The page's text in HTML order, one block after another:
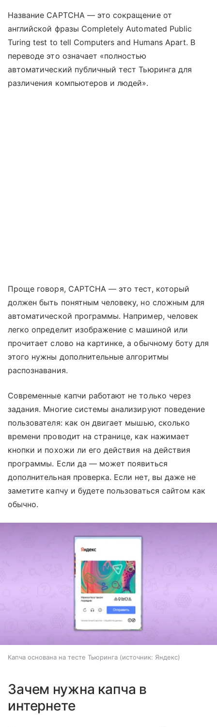
Название CAPTCHA — это сокращение от
английской фразы Completely Automated Public
Turing test to tell Computers and Humans Apart. В
переводе это означает «полностью
автоматический публичный тест Тьюринга для
различения компьютеров и людей».
Проще говоря, CAPTCHA — это тест, который
должен быть понятным человеку, но сложным для
автоматической программы. Например, человек
легко определит изображение с машиной или
прочитает слово на картинке, а обычному боту для
этого нужны дополнительные алгоритмы
распознавания.
Современные капчи работают не только через
задания. Многие системы анализируют поведение
пользователя: как он двигает мышью, сколько
времени проводит на странице, как нажимает
кнопки и похожи ли его действия на действия
программы. Если да — может появиться
дополнительная проверка. Если нет, вы даже не
заметите капчу и будете пользоваться сайтом как
обычно.
Капча основана на тесте Тьюринга источник: Яндекс
Зачем нужна капча в
интернете